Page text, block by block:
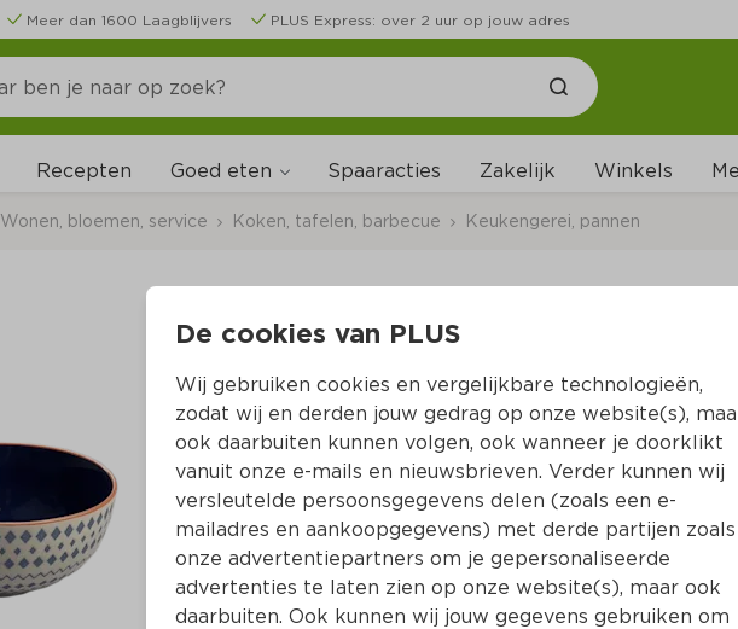
Meer dan 1600 Laagblijvers PLUS Express: over 2 uur op jouw adres
Recepten Goed eten Spaaracties Zakelijk Winkels
Wonen, bloemen, service Koken, tafelen, barbecue Keukengerei, pannen
Neutraal Kom 15cm
Per Stuk 1 st
7.99
Toevoegen
De cookies van PLUS
Wij gebruiken cookies en vergelijkbare technologieën,
zodat wij en derden jouw gedrag op onze website(s),
ook daarbuiten kunnen volgen, ook wanneer je doorklikt
vanuit onze e-mails en nieuwsbrieven. Verder kunnen wij
versleutelde persoonsgegevens delen (zoals een e-
mailadres en aankoopgegevens) met derde partijen zoals
onze advertentiepartners om je gepersonaliseerde
advertenties te laten zien op onze website(s), maar ook
daarbuiten. Ook kunnen wij jouw gegevens gebruiken om